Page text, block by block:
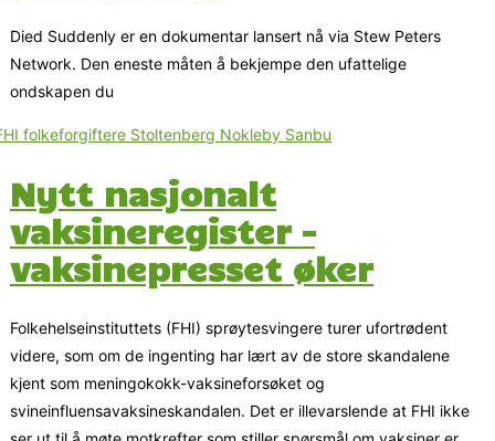
Died Suddenly er en dokumentar lansert nå via Stew Peters
Network. Den eneste måten å bekjempe den ufattelige
ondskapen du
Nytt nasjonalt
vaksineregister –
vaksinepresset øker
Folkehelseinstituttets (FHI) sprøytesvingere turer ufortrødent
videre, som om de ingenting har lært av de store skandalene
kjent som meningokokk-vaksineforsøket og
svineinfluensavaksineskandalen. Det er illevarslende at FHI ikke